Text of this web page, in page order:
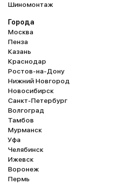
Шиномонтаж
Города
Москва
Пенза
Казань
Краснодар
Ростов-на-Дону
Нижний Новгород
Новосибирск
Санкт-Петербург
Волгоград
Тамбов
Мурманск
Уфа
Челябинск
Ижевск
Воронеж
Пермь